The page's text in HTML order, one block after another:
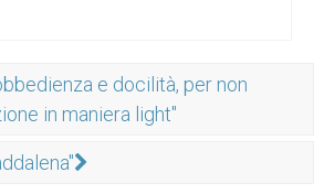
e docilità, per non
in maniera light"